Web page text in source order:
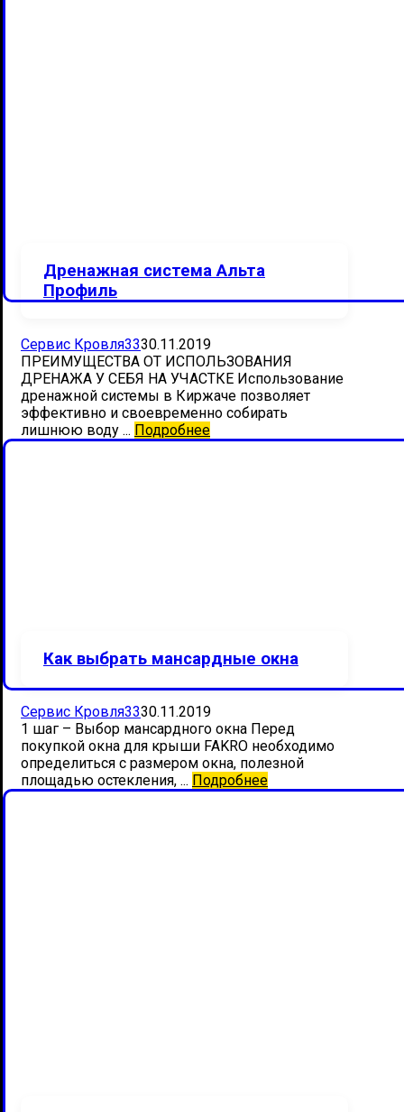
Дренажная система Альта
Профиль
Сервис Кровля3330.11.2019
ПРЕИМУЩЕСТВА ОТ ИСПОЛЬЗОВАНИЯ
ДРЕНАЖА У СЕБЯ НА УЧАСТКЕ Использование
дренажной системы в Киржаче позволяет
эффективно и своевременно собирать
лишнюю воду ... Подробнее
Как выбрать мансардные окна
Сервис Кровля3330.11.2019
1 шаг – Выбор мансардного окна Перед
покупкой окна для крыши FAKRO необходимо
определиться с размером окна, полезной
площадью остекления, ... Подробнее